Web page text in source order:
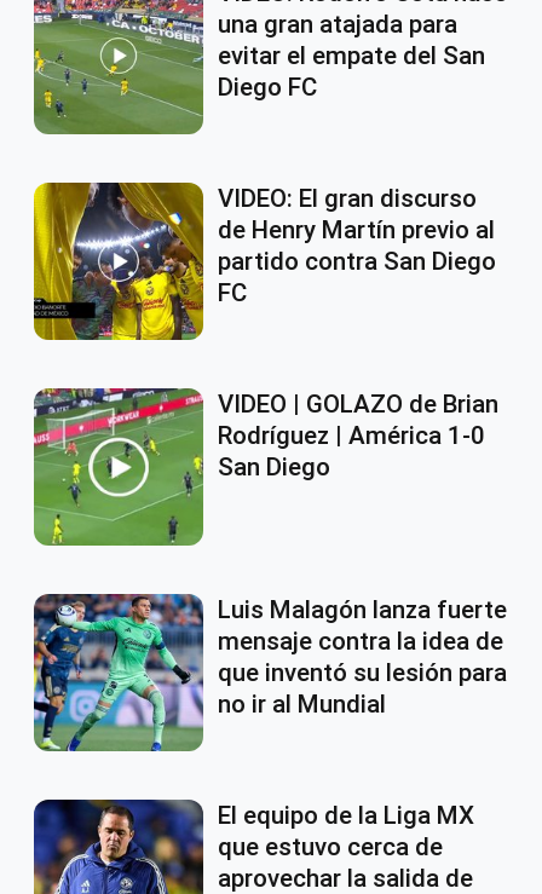
una gran atajada para
evitar el empate del San
Diego FC
VIDEO: El gran discurso
de Henry Martín previo al
partido contra San Diego
FC
VIDEO | GOLAZO de Brian
Rodríguez | América 1-0
San Diego
Luis Malagón lanza fuerte
mensaje contra la idea de
que inventó su lesión para
no ir al Mundial
El equipo de la Liga MX
que estuvo cerca de
aprovechar la salida de